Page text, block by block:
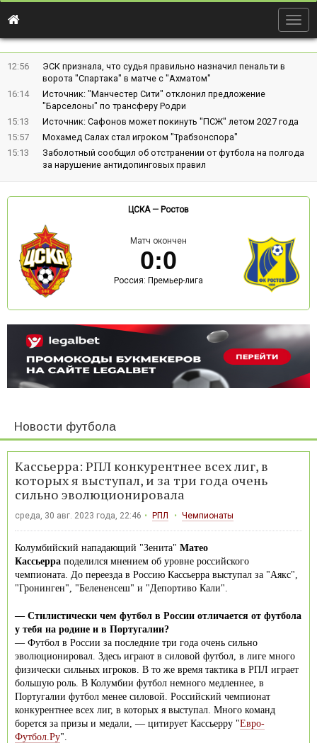
12:56
ЭСК признала, что судья правильно назначил пенальти в
ворота "Спартака" в матче с "Ахматом"
16:14
Источник: "Манчестер Сити" отклонил предложение
"Барселоны" по трансферу Родри
15:13
Источник: Сафонов может покинуть "ПСЖ" летом 2027 года
15:57
Мохамед Салах стал игроком "Трабзонспора"
15:13
Заболотный сообщил об отстранении от футбола на полгода
за нарушение антидопинговых правил
ЦСКА— Ростов
Матч окончен
0:0
Россия: Премьер-лига
Новости футбола
Кассьерра: РПЛ конкурентнее всех лиг, в
которых я выступал, и за три года очень
сильно эволюционировала
среда, 30 авг. 2023 года, 22:46 РПЛ Чемпионаты
Колумбийский нападающий "Зенита" Матео
Кассьерра поделился мнением об уровне российского
чемпионата. До переезда в Россию Кассьерра выступал за "Аякс",
"Гронинген", "Белененсеш" и "Депортиво Кали".
— Стилистически чем футбол в России отличается от футбола
у тебя на родине и в Португалии?
— Футбол в России за последние три года очень сильно
эволюционировал. Здесь играют в силовой футбол, в лиге много
физически сильных игроков. В то же время тактика в РПЛ играет
большую роль. В Колумбии футбол немного медленнее, в
Португалии футбол менее силовой. Российский чемпионат
конкурентнее всех лиг, в которых я выступал. Много команд
борется за призы и медали, — цитирует Кассьерру "Евро-
Футбол.Ру".